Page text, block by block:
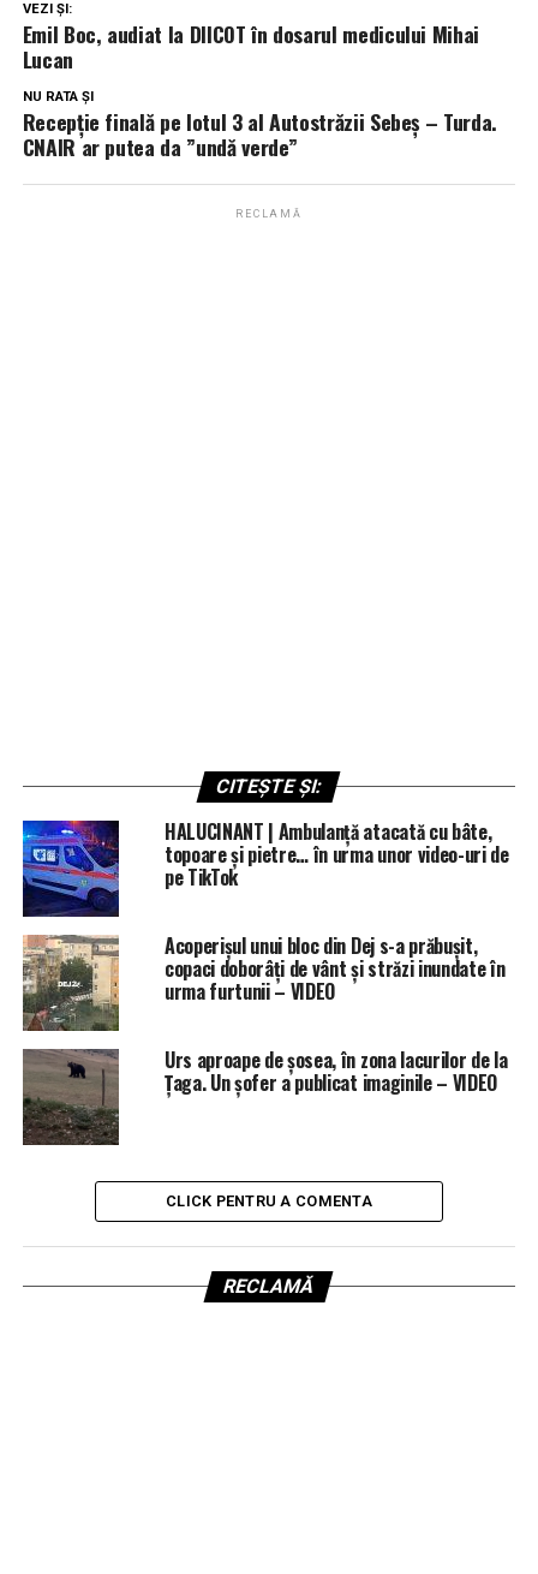
VEZI ȘI:
Emil Boc, audiat la DIICOT în dosarul medicului Mihai
Lucan
NU RATA ȘI
Recepţie finală pe lotul 3 al Autostrăzii Sebeş – Turda.
CNAIR ar putea da ”undă verde”
RECLAMĂ
CITEȘTE ȘI:
HALUCINANT | Ambulanță atacată cu bâte,
topoare și pietre… în urma unor video-uri de
pe TikTok
Acoperișul unui bloc din Dej s-a prăbușit,
copaci doborâți de vânt și străzi inundate în
urma furtunii – VIDEO
Urs aproape de șosea, în zona lacurilor de la
Țaga. Un șofer a publicat imaginile – VIDEO
CLICK PENTRU A COMENTA
RECLAMĂ